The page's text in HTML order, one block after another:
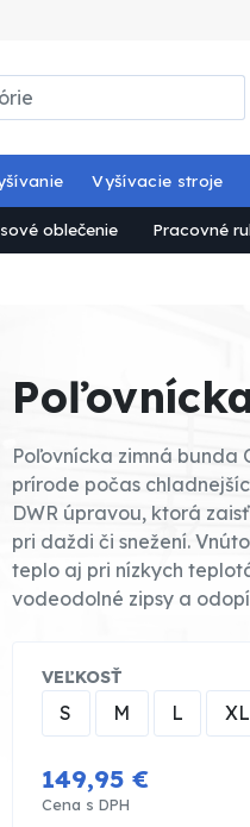
oblečenie Pracovné
Vyšívacie stroje
Poľovnícka zimná bunda
prírode počas
DWR úpravou, ktorá
pri daždi či snežení.
teplo aj pri nízkych
vodeodolné zipsy a
VEĽKOSŤ
S M L XL
149,95 €
Cena s DPH